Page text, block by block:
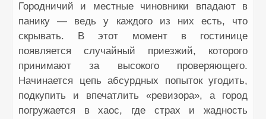
Городничий и местные чиновники впадают в
панику — ведь у каждого из них есть, что
скрывать. В этот момент в гостинице
появляется случайный приезжий, которого
принимают за высокого проверяющего.
Начинается цепь абсурдных попыток угодить,
подкупить и впечатлить «ревизора», а город
погружается в хаос, где страх и жадность